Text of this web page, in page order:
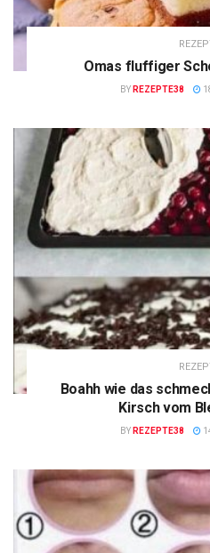
Omas fluffiger
BY REZEPTE38
Boahh wie das
Kirsch vom
BY REZEPTE38